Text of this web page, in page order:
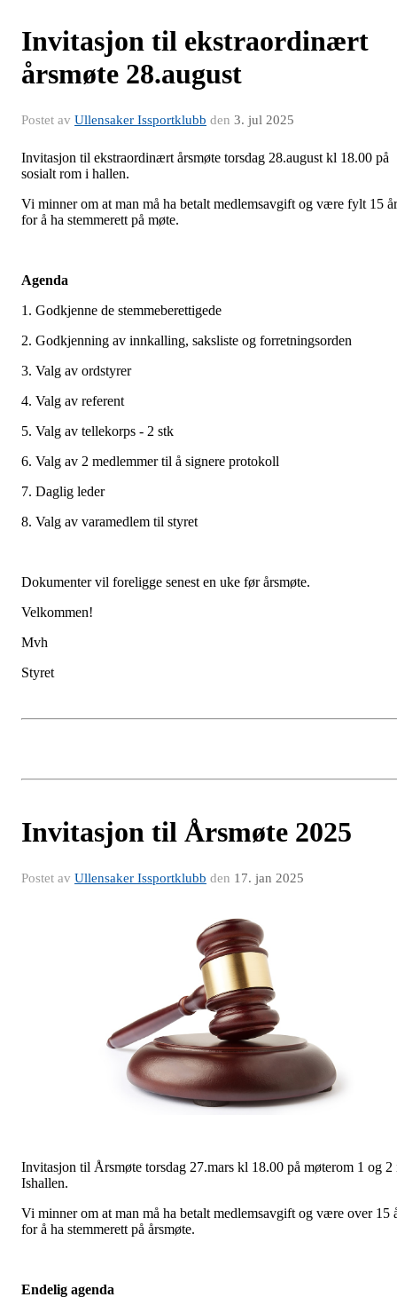
Invitasjon til ekstraordinært
årsmøte 28.august
Postet av Ullensaker Issportklubb den 3. jul 2025
Invitasjon til ekstraordinært årsmøte torsdag 28.august kl 18.00 på
sosialt rom i hallen.
Vi minner om at man må ha betalt medlemsavgift og være fylt 15 år
for å ha stemmerett på møte.
Agenda
1. Godkjenne de stemmeberettigede
2. Godkjenning av innkalling, saksliste og forretningsorden
3. Valg av ordstyrer
4. Valg av referent
5. Valg av tellekorps - 2 stk
6. Valg av 2 medlemmer til å signere protokoll
7. Daglig leder
8. Valg av varamedlem til styret
Dokumenter vil foreligge senest en uke før årsmøte.
Velkommen!
Mvh
Styret
Invitasjon til Årsmøte 2025
Postet av Ullensaker Issportklubb den 17. jan 2025
Invitasjon til Årsmøte torsdag 27.mars kl 18.00 på møterom 1 og 2
Ishallen.
Vi minner om at man må ha betalt medlemsavgift og være over 15
for å ha stemmerett på årsmøte.
Endelig agenda